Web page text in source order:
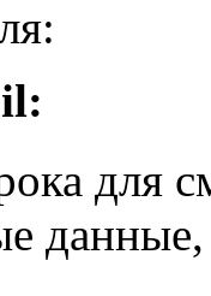
для